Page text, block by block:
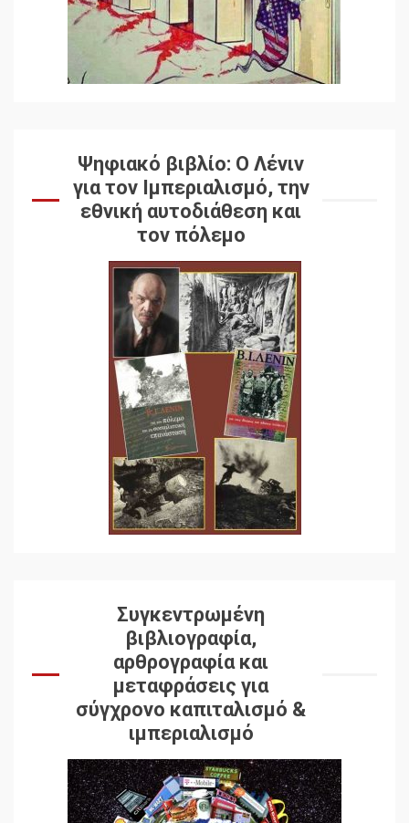
Ψηφιακό βιβλίο: Ο Λένιν
για τον Ιμπεριαλισμό, την
εθνική αυτοδιάθεση και
τον πόλεμο
Συγκεντρωμένη
βιβλιογραφία,
αρθρογραφία και
μεταφράσεις για
σύγχρονο καπιταλισμό &
ιμπεριαλισμό